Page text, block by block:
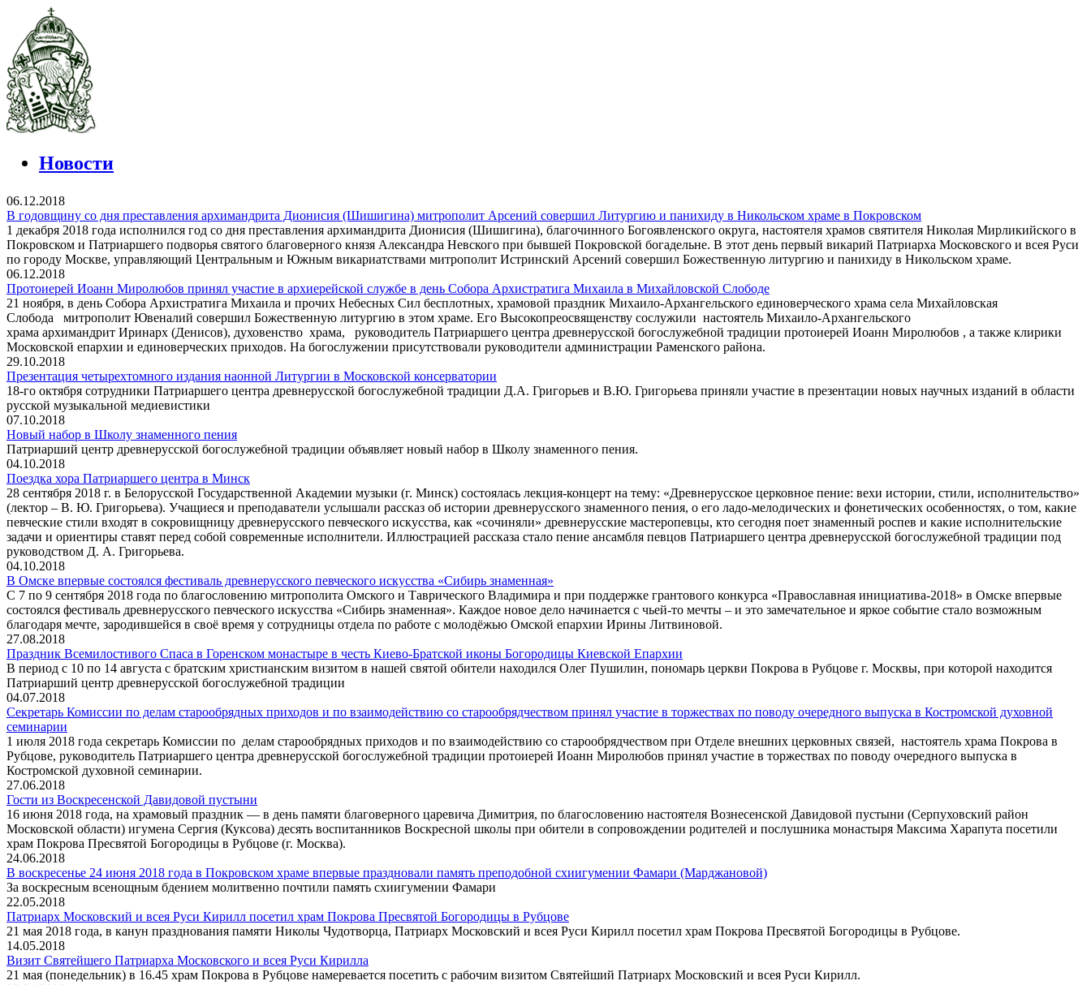
Новости
06.12.2018
В годовщину со дня преставления архимандрита Дионисия (Шишигина) митрополит Арсений совершил Литургию и панихиду в Никольском храме в Покровском
1 декабря 2018 года исполнился год со дня преставления архимандрита Дионисия (Шишигина), благочинного Богоявленского округа, настоятеля храмов святителя Николая Мирликийского в
Покровском и Патриаршего подворья святого благоверного князя Александра Невского при бывшей Покровской богадельне. В этот день первый викарий Патриарха Московского и всея Руси
по городу Москве, управляющий Центральным и Южным викариатствами митрополит Истринский Арсений совершил Божественную литургию и панихиду в Никольском храме.
06.12.2018
Протоиерей Иоанн Миролюбов принял участие в архиерейской службе в день Собора Архистратига Михаила в Михайловской Слободе
21 ноября, в день Собора Архистратига Михаила и прочих Небесных Сил бесплотных, храмовой праздник Михаило-Архангельского единоверческого храма села Михайловская
Слобода митрополит Ювеналий совершил Божественную литургию в этом храме. Его Высокопреосвященству сослужили настоятель Михаило-Архангельского
храма архимандрит Иринарх (Денисов), духовенство храма, руководитель Патриаршего центра древнерусской богослужебной традиции протоиерей Иоанн Миролюбов , а также клирики
Московской епархии и единоверческих приходов. На богослужении присутствовали руководители администрации Раменского района.
29.10.2018
Презентация четырехтомного издания наонной Литургии в Московской консерватории
18-го октября сотрудники Патриаршего центра древнерусской богослужебной традиции Д.А. Григорьев и В.Ю. Григорьева приняли участие в презентации новых научных изданий в области
русской музыкальной медиевистики
07.10.2018
Новый набор в Школу знаменного пения
Патриарший центр древнерусской богослужебной традиции объявляет новый набор в Школу знаменного пения.
04.10.2018
Поездка хора Патриаршего центра в Минск
28 сентября 2018 г. в Белорусской Государственной Академии музыки (г. Минск) состоялась лекция-концерт на тему: «Древнерусское церковное пение: вехи истории, стили, исполнительство»
(лектор – В. Ю. Григорьева). Учащиеся и преподаватели услышали рассказ об истории древнерусского знаменного пения, о его ладо-мелодических и фонетических особенностях, о том, какие
певческие стили входят в сокровищницу древнерусского певческого искусства, как «сочиняли» древнерусские мастеропевцы, кто сегодня поет знаменный роспев и какие исполнительские
задачи и ориентиры ставят перед собой современные исполнители. Иллюстрацией рассказа стало пение ансамбля певцов Патриаршего центра древнерусской богослужебной традиции под
руководством Д. А. Григорьева.
04.10.2018
В Омске впервые состоялся фестиваль древнерусского певческого искусства «Сибирь знаменная»
С 7 по 9 сентября 2018 года по благословению митрополита Омского и Таврического Владимира и при поддержке грантового конкурса «Православная инициатива-2018» в Омске впервые
состоялся фестиваль древнерусского певческого искусства «Сибирь знаменная». Каждое новое дело начинается с чьей-то мечты – и это замечательное и яркое событие стало возможным
благодаря мечте, зародившейся в своё время у сотрудницы отдела по работе с молодёжью Омской епархии Ирины Литвиновой.
27.08.2018
Праздник Всемилостивого Спаса в Горенском монастыре в честь Киево-Братской иконы Богородицы Киевской Епархии
В период с 10 по 14 августа с братским христианским визитом в нашей святой обители находился Олег Пушилин, пономарь церкви Покрова в Рубцове г. Москвы, при которой находится
Патриарший центр древнерусской богослужебной традиции
04.07.2018
Секретарь Комиссии по делам старообрядных приходов и по взаимодействию со старообрядчеством принял участие в торжествах по поводу очередного выпуска в Костромской духовной
семинарии
1 июля 2018 года секретарь Комиссии по делам старообрядных приходов и по взаимодействию со старообрядчеством при Отделе внешних церковных связей, настоятель храма Покрова в
Рубцове, руководитель Патриаршего центра древнерусской богослужебной традиции протоиерей Иоанн Миролюбов принял участие в торжествах по поводу очередного выпуска в
Костромской духовной семинарии.
27.06.2018
Гости из Воскресенской Давидовой пустыни
16 июня 2018 года, на храмовый праздник — в день памяти благоверного царевича Димитрия, по благословению настоятеля Вознесенской Давидовой пустыни (Серпуховский район
Московской области) игумена Сергия (Куксова) десять воспитанников Воскресной школы при обители в сопровождении родителей и послушника монастыря Максима Харапута посетили
храм Покрова Пресвятой Богородицы в Рубцове (г. Москва).
24.06.2018
В воскресенье 24 июня 2018 года в Покровском храме впервые праздновали память преподобной схиигумении Фамари (Марджановой)
За воскресным всенощным бдением молитвенно почтили память схиигумении Фамари
22.05.2018
Патриарх Московский и всея Руси Кирилл посетил храм Покрова Пресвятой Богородицы в Рубцове
21 мая 2018 года, в канун празднования памяти Николы Чудотворца, Патриарх Московский и всея Руси Кирилл посетил храм Покрова Пресвятой Богородицы в Рубцове.
14.05.2018
Визит Святейшего Патриарха Московского и всея Руси Кирилла
21 мая (понедельник) в 16.45 храм Покрова в Рубцове намеревается посетить с рабочим визитом Святейший Патриарх Московский и всея Руси Кирилл.